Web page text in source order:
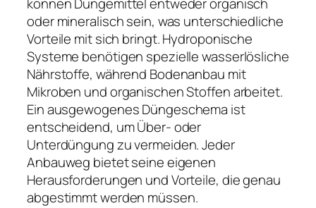
können Düngemittel entweder organisch
oder mineralisch sein, was unterschiedliche
Vorteile mit sich bringt. Hydroponische
Systeme benötigen spezielle wasserlösliche
Nährstoffe, während Bodenanbau mit
Mikroben und organischen Stoffen arbeitet.
Ein ausgewogenes Düngeschema ist
entscheidend, um Über- oder
Unterdüngung zu vermeiden. Jeder
Anbauweg bietet seine eigenen
Herausforderungen und Vorteile, die genau
abgestimmt werden müssen.